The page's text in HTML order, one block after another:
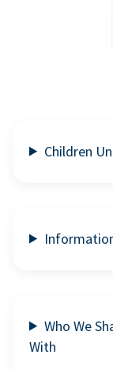
Children
Who We
With